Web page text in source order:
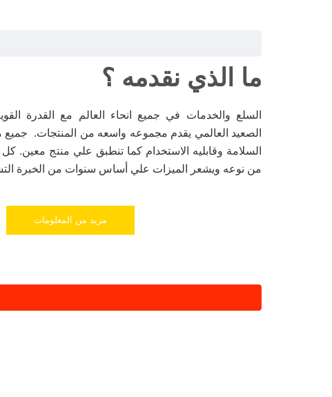
ما الذي نقدمه ؟
السلع والخدمات في جميع انحاء العالم مع القدرة
الصعيد العالمي يقدم مجموعه واسعه من المنتجات. جميع
السلامة وقابليه الاستخدام كما تنطبق علي منتج معين.
من نوعه ويشعر الميزات علي أساس سنوات من الخبرة
مزيد من المعلومات